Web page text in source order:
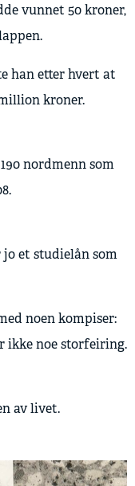
vunnet 50 kroner,
han etter hvert at
kroner.
nordmenn som
et studielån som
noen kompiser:
ikke noe storfeiring.
av livet.